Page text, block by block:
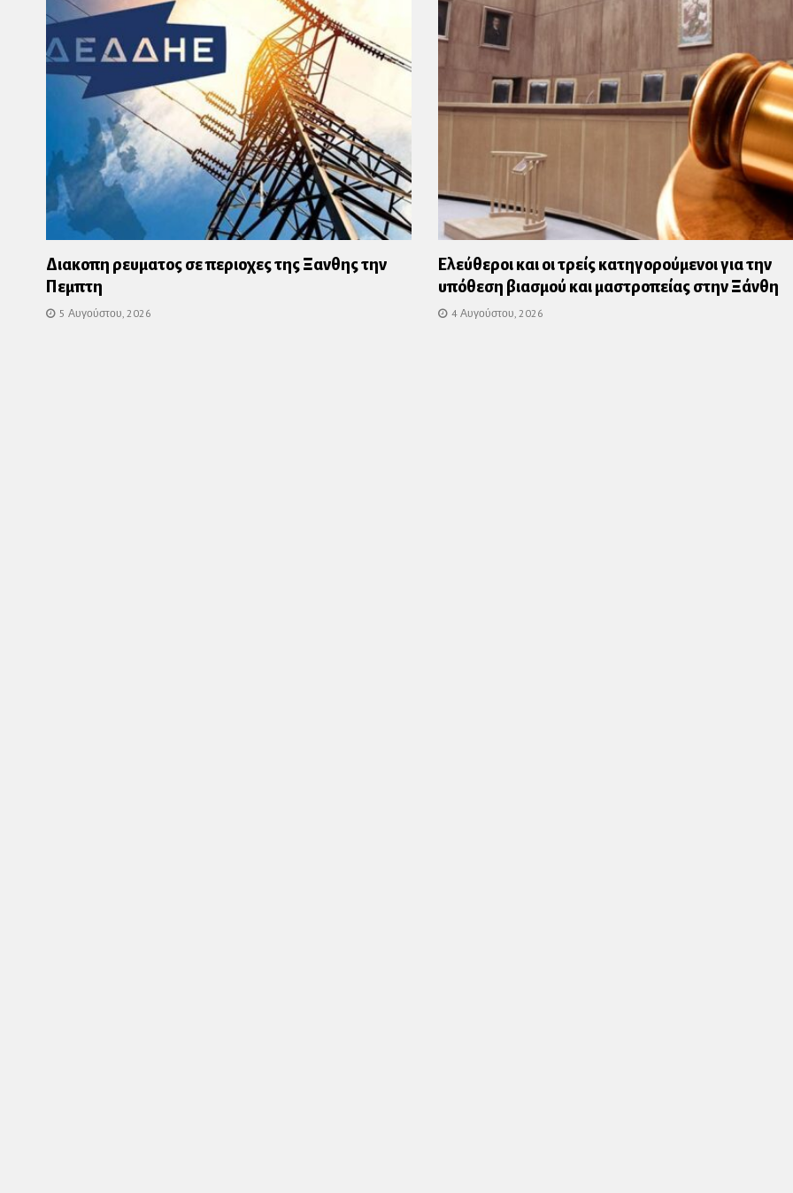
Διακοπη ρευματος σε περιοχες της Ξανθης την
Πεμπτη
5 Αυγούστου, 2026
Ελεύθεροι και οι τρείς κατηγορούμενοι για την
υπόθεση βιασμού και μαστροπείας στην Ξάνθη
4 Αυγούστου, 2026